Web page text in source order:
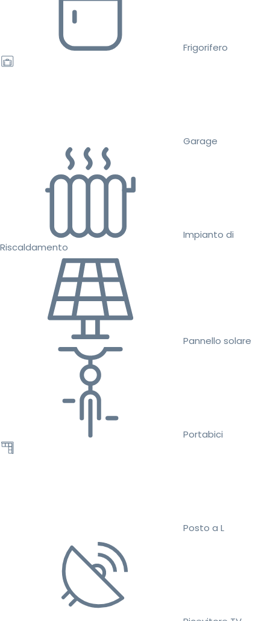
Frigorifero
Garage
Impianto di
Riscaldamento
Pannello solare
Portabici
Posto a L